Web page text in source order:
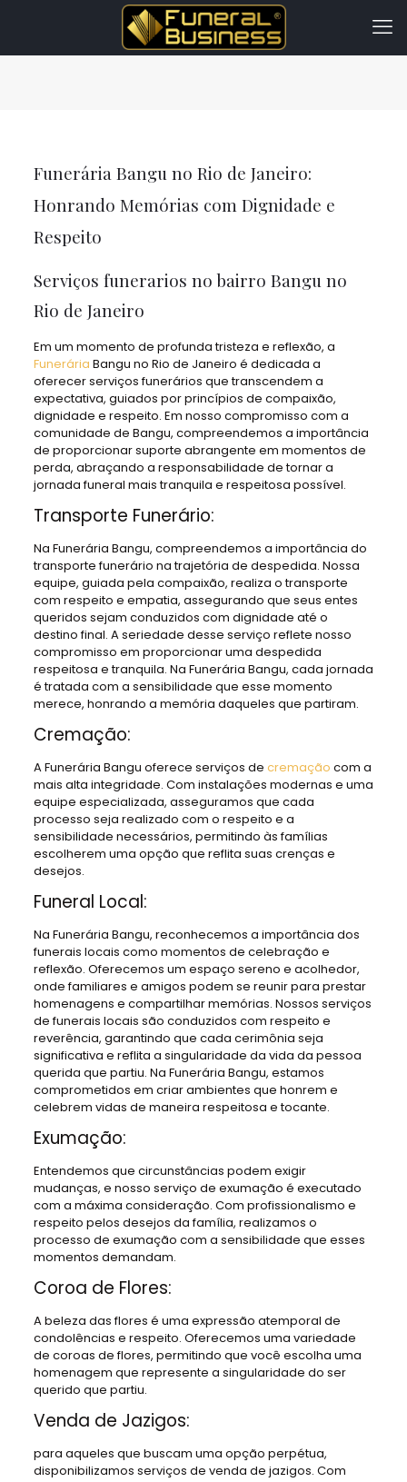
Funerária Bangu no Rio de Janeiro:
Honrando Memórias com Dignidade e
Respeito
Serviços funerarios no bairro Bangu no
Rio de Janeiro
Em um momento de profunda tristeza e reflexão, a
Funerária Bangu no Rio de Janeiro é dedicada a
oferecer serviços funerários que transcendem a
expectativa, guiados por princípios de compaixão,
dignidade e respeito. Em nosso compromisso com a
comunidade de Bangu, compreendemos a importância
de proporcionar suporte abrangente em momentos de
perda, abraçando a responsabilidade de tornar a
jornada funeral mais tranquila e respeitosa possível.
Transporte Funerário:
Na Funerária Bangu, compreendemos a importância do
transporte funerário na trajetória de despedida. Nossa
equipe, guiada pela compaixão, realiza o transporte
com respeito e empatia, assegurando que seus entes
queridos sejam conduzidos com dignidade até o
destino final. A seriedade desse serviço reflete nosso
compromisso em proporcionar uma despedida
respeitosa e tranquila. Na Funerária Bangu, cada jornada
é tratada com a sensibilidade que esse momento
merece, honrando a memória daqueles que partiram.
Cremação:
A Funerária Bangu oferece serviços de cremação com a
mais alta integridade. Com instalações modernas e uma
equipe especializada, asseguramos que cada
processo seja realizado com o respeito e a
sensibilidade necessários, permitindo às famílias
escolherem uma opção que reflita suas crenças e
desejos.
Funeral Local:
Na Funerária Bangu, reconhecemos a importância dos
funerais locais como momentos de celebração e
reflexão. Oferecemos um espaço sereno e acolhedor,
onde familiares e amigos podem se reunir para prestar
homenagens e compartilhar memórias. Nossos serviços
de funerais locais são conduzidos com respeito e
reverência, garantindo que cada cerimônia seja
significativa e reflita a singularidade da vida da pessoa
querida que partiu. Na Funerária Bangu, estamos
comprometidos em criar ambientes que honrem e
celebrem vidas de maneira respeitosa e tocante.
Exumação:
Entendemos que circunstâncias podem exigir
mudanças, e nosso serviço de exumação é executado
com a máxima consideração. Com profissionalismo e
respeito pelos desejos da família, realizamos o
processo de exumação com a sensibilidade que esses
momentos demandam.
Coroa de Flores:
A beleza das flores é uma expressão atemporal de
condolências e respeito. Oferecemos uma variedade
de coroas de flores, permitindo que você escolha uma
homenagem que represente a singularidade do ser
querido que partiu.
Venda de Jazigos:
para aqueles que buscam uma opção perpétua,
disponibilizamos serviços de venda de jazigos. Com